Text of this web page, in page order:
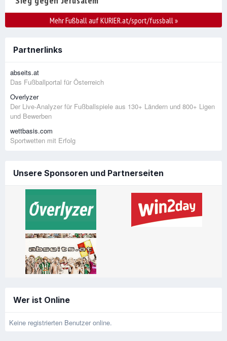
Mehr Fußball auf KURIER.at/sport/fussball»
Partnerlinks
abseits.at
Das Fußballportal für Österreich
Overlyzer
Der Live-Analyzer für Fußballspiele aus 130+ Ländern und 800+ Ligen
und Bewerben
wettbasis.com
Sportwetten mit Erfolg
Unsere Sponsoren und Partnerseiten
Wer ist Online
Keine registrierten Benutzer online.